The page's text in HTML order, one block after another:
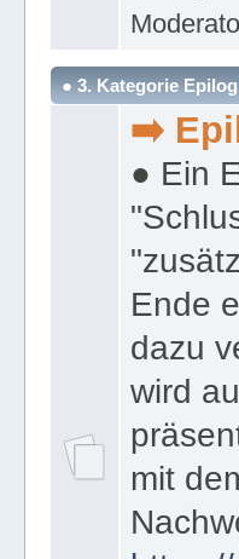
● 3. Kategorie
➡️
● Ein
Ende
dazu
wird
mit